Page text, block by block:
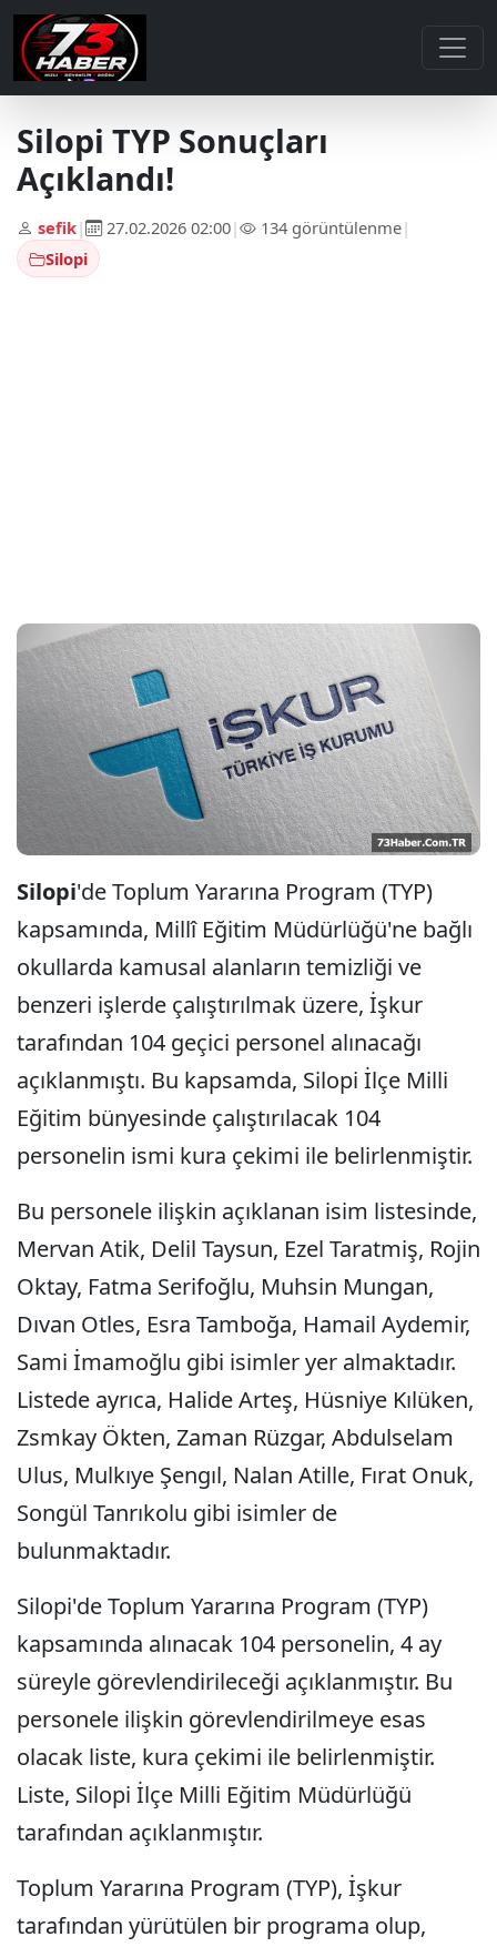
Silopi TYP Sonuçları
Açıklandı!
sefik| 27.02.2026 02:00| 134 görüntülenme|
Silopi
Silopi'de Toplum Yararına Program (TYP)
kapsamında, Millî Eğitim Müdürlüğü'ne bağlı
okullarda kamusal alanların temizliği ve
benzeri işlerde çalıştırılmak üzere, İşkur
tarafından 104 geçici personel alınacağı
açıklanmıştı. Bu kapsamda, Silopi İlçe Milli
Eğitim bünyesinde çalıştırılacak 104
personelin ismi kura çekimi ile belirlenmiştir.
Bu personele ilişkin açıklanan isim listesinde,
Mervan Atik, Delil Taysun, Ezel Taratmiş, Rojin
Oktay, Fatma Serifoğlu, Muhsin Mungan,
Dıvan Otles, Esra Tamboğa, Hamail Aydemir,
Sami İmamoğlu gibi isimler yer almaktadır.
Listede ayrıca, Halide Arteş, Hüsniye Kılüken,
Zsmkay Ökten, Zaman Rüzgar, Abdulselam
Ulus, Mulkıye Şengıl, Nalan Atille, Fırat Onuk,
Songül Tanrıkolu gibi isimler de
bulunmaktadır.
Silopi'de Toplum Yararına Program (TYP)
kapsamında alınacak 104 personelin, 4 ay
süreyle görevlendirileceği açıklanmıştır. Bu
personele ilişkin görevlendirilmeye esas
olacak liste, kura çekimi ile belirlenmiştir.
Liste, Silopi İlçe Milli Eğitim Müdürlüğü
tarafından açıklanmıştır.
Toplum Yararına Program (TYP), İşkur
tarafından yürütülen bir programa olup,